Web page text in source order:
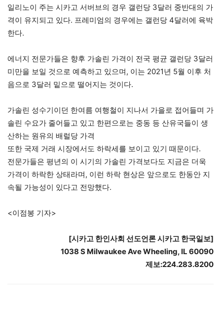
일리노이 주는 시카고 서버브의 경우 갤런당 3달러 중반대의 가
격이 유지되고 있다. 프레미엄의 경우에는 갤런당 4달러에 육박
한다.
에너지 전문가들은 향후 가솔린 가격이 전국 평균 갤런당 3달러
미만을 보일 것으로 예측하고 있으며, 이는 2021년 5월 이후 처
음으로 3달러 밑으로 떨어지는 것이다.
가솔린 성수기이던 한여름 여행철이 지나서 가을로 접어들며 가
솔린 수요가 줄어들고 있고 한편으로는 중동 등 산유국들이 생
산하는 원유의 배럴당 가격
또한 국제 거래 시장에서도 하락세를 보이고 있기 때문이다.
전문가들은 평년의 이 시기의 가솔린 가격보다도 지금은 더욱
가격이 하락한 상태라며, 이런 하락 현상은 앞으로도 한동안 지
속될 가능성이 있다고 전망했다.
<이점봉 기자>
[시카고 한인사회 선도언론시카고 한국일보]
1038 S Milwaukee Ave Wheeling, IL 60090
제보:224.283.8200